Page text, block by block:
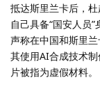
抵达斯里兰卡后，
自己具备“国安人员
声称在中国和斯里
其使用AI合成技术
片被指为虚假材料。